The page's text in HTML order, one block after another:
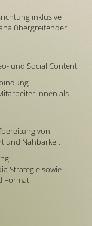
inklusive
und Social Content
als
von
und Nahbarkeit
Strategie sowie
Format